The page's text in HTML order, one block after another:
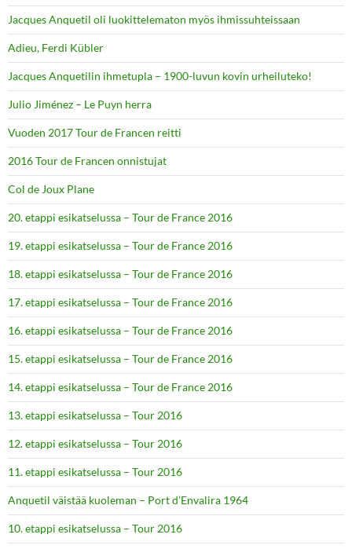
Jacques Anquetil oli luokittelematon myös ihmissuhteissaan
Adieu, Ferdi Kübler
Jacques Anquetilin ihmetupla – 1900-luvun kovin urheiluteko!
Julio Jiménez – Le Puyn herra
Vuoden 2017 Tour de Francen reitti
2016 Tour de Francen onnistujat
Col de Joux Plane
20. etappi esikatselussa – Tour de France 2016
19. etappi esikatselussa – Tour de France 2016
18. etappi esikatselussa – Tour de France 2016
17. etappi esikatselussa – Tour de France 2016
16. etappi esikatselussa – Tour de France 2016
15. etappi esikatselussa – Tour de France 2016
14. etappi esikatselussa – Tour de France 2016
13. etappi esikatselussa – Tour 2016
12. etappi esikatselussa – Tour 2016
11. etappi esikatselussa – Tour 2016
Anquetil väistää kuoleman – Port d’Envalira 1964
10. etappi esikatselussa – Tour 2016